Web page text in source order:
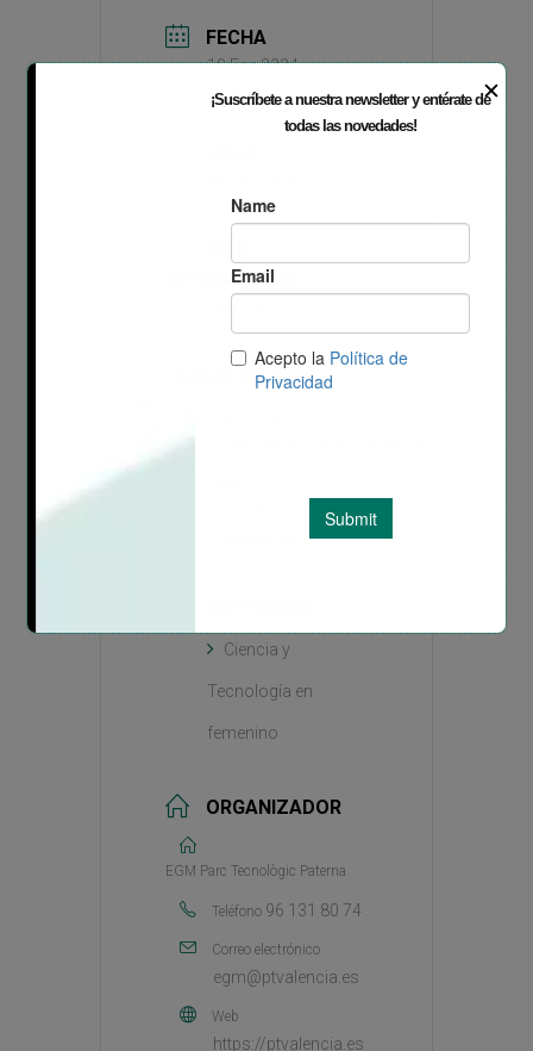
FECHA
10 Ene 2024
Finalizdo!
INFORMACIÓN
LOCALIZACIÓN
https://resortmasca
Ciencia y
Tecnología en
femenino
ORGANIZADOR
EGM Parc Tecnològic Paterna
Teléfono 96 131 80 74
Correo electrónico
egm@ptvalencia.es
Web
https://ptvalencia.es
✕
¡Suscríbete a nuestra newsletter y entérate de
todas las novedades!